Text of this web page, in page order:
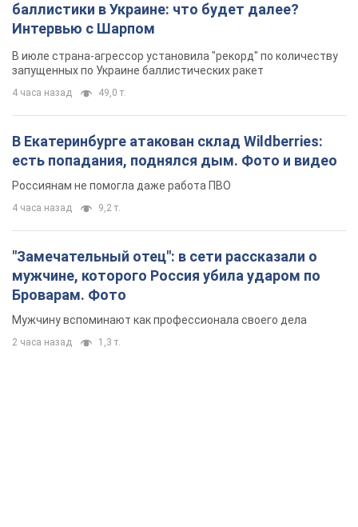
баллистики в Украине: что будет далее?
Интервью с Шарпом
В июле страна-агрессор установила "рекорд" по количеству
запущенных по Украине баллистических ракет
4 часа назад 49,0 т.
В Екатеринбурге атакован склад Wildberries:
есть попадания, поднялся дым. Фото и видео
Россиянам не помогла даже работа ПВО
4 часа назад 9,2 т.
"Замечательный отец": в сети рассказали о
мужчине, которого Россия убила ударом по
Броварам. Фото
Мужчину вспоминают как профессионала своего дела
2 часа назад 1,3 т.